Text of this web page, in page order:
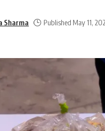
Sharma Published May 11,